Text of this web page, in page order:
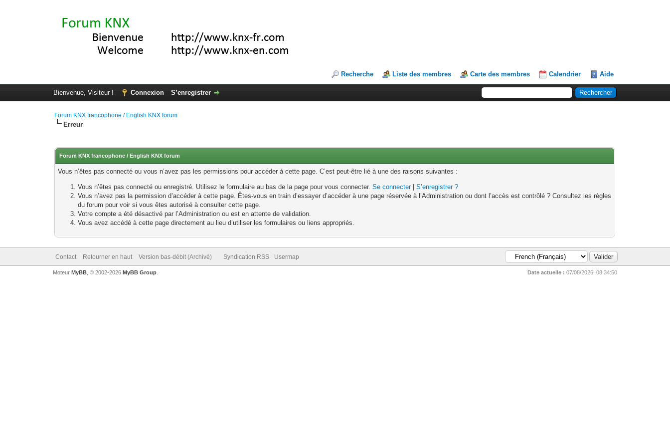
Recherche Liste des membres Carte des membres Calendrier Aide
Bienvenue, Visiteur ! Connexion S’enregistrer
Forum KNX francophone / English KNX forum
Erreur
Forum KNX francophone / English KNX forum
Vous n’êtes pas connecté ou vous n’avez pas les permissions pour accéder à cette page. C’est peut-être lié à une des raisons suivantes :
Vous n’êtes pas connecté ou enregistré. Utilisez le formulaire au bas de la page pour vous connecter.Se connecter|S’enregistrer ?
Vous n’avez pas la permission d’accéder à cette page. Êtes-vous en train d’essayer d’accéder à une page réservée à l’Administration ou dont l’accès est contrôlé ? Consultez les règles
du forum pour voir si vous êtes autorisé à consulter cette page.
Votre compte a été désactivé par l’Administration ou est en attente de validation.
Vous avez accédé à cette page directement au lieu d’utiliser les formulaires ou liens appropriés.
Contact Retourner en haut Version bas-débit (Archivé) Syndication RSS Usermap
Date actuelle : 07/08/2026, 08:34:50
Moteur MyBB, © 2002-2026 MyBB Group.